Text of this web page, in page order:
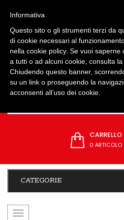
CARRELLO
0 ARTICOLO
CATEGORIE
navigazione
Informativa
Questo sito o gli strumenti terzi da
di cookie necessari al
nella cookie policy. Se vuoi
a tutti o ad alcuni cookie, consulta la
Chiudendo questo banner,
su un link o proseguendo la
acconsenti all’uso dei cookie.